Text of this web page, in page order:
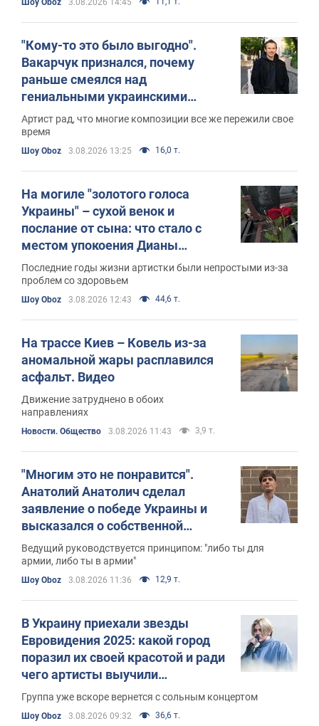
Шоу Oboz 3.08.2026 14:45
"Кому-то это было выгодно".
Вакарчук признался, почему
раньше смеялся над
гениальными украинскими
песнями и как на самом деле
появилась "шароварщина"
Артист рад, что многие композиции все же пережили свое
время
Шоу Oboz 3.08.2026 13:25 16,0 т.
На могиле "золотого голоса
Украины" – сухой венок и
послание от сына: что стало с
местом упокоения Дианы
Петриненко за 8 лет
Последние годы жизни артистки были непростыми из-за
проблем со здоровьем
Шоу Oboz 3.08.2026 12:43 44,6 т.
На трассе Киев – Ковель из-за
аномальной жары расплавился
асфальт. Видео
Движение затруднено в обоих
направлениях
Новости. Общество 3.08.2026 11:43 3,9 т.
"Многим это не понравится".
Анатолий Анатолич сделал
заявление о победе Украины и
высказался о собственной
мобилизации
Ведущий руководствуется принципом: "либо ты для
армии, либо ты в армии"
Шоу Oboz 3.08.2026 11:36 12,9 т.
В Украину приехали звезды
Евровидения 2025: какой город
поразил их своей красотой и ради
чего артисты выучили
украинский язык
Группа уже вскоре вернется с сольным концертом
Шоу Oboz 3.08.2026 09:32 36,6 т.